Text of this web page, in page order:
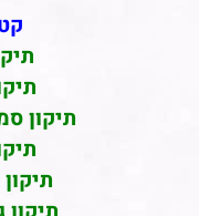
תיקון